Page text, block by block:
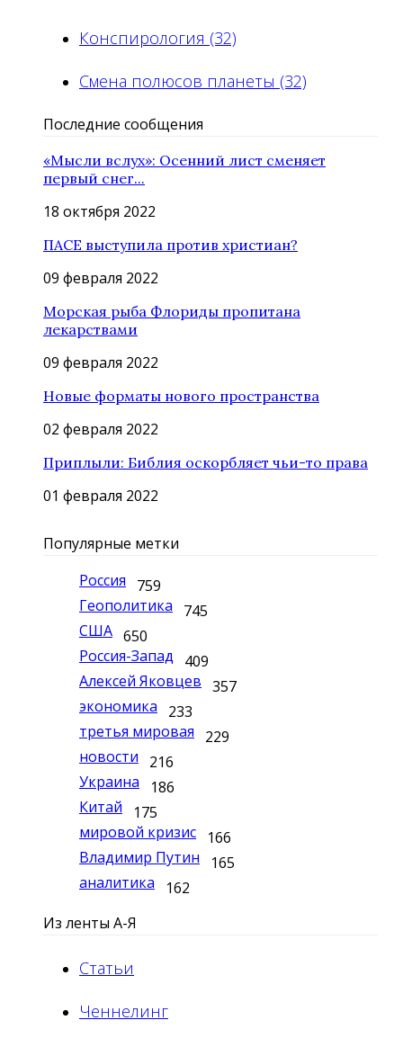
Конспирология (32)
Смена полюсов планеты (32)
Последние сообщения
«Мысли вслух»: Осенний лист сменяет
первый снег...
18 октября 2022
ПАСЕ выступила против христиан?
09 февраля 2022
Морская рыба Флориды пропитана
лекарствами
09 февраля 2022
Новые форматы нового пространства
02 февраля 2022
Приплыли: Библия оскорбляет чьи-то права
01 февраля 2022
Популярные метки
Россия
759
Геополитика
745
США 650
Россия-Запад
409
Алексей Яковцев 357
экономика
233
третья мировая
229
новости
216
Украина
186
Китай
175
мировой кризис
166
Владимир Путин
165
аналитика
162
Из ленты А-Я
Статьи
Ченнелинг